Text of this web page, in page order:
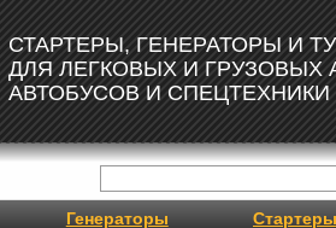
СТАРТЕРЫ, ГЕНЕРАТОРЫ И
ДЛЯ ЛЕГКОВЫХ И ГРУЗОВЫХ
АВТОБУСОВ И СПЕЦТЕХНИКИ
Генераторы Стартеры